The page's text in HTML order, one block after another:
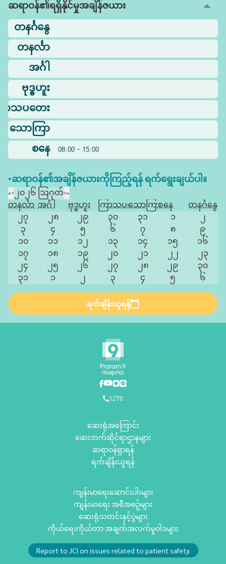
ဆရာဝန်၏ရရှိနိုင်မှုအချိန်ဇယား
တနင်္ဂနွေ
တနင်္လာ
အင်္ဂါ
ဗုဒ္ဓဟူး
ာသပတေး
သောကြာ
စနေ
08:00 - 15:00
*ဆရာဝန်၏အချိန်ဇယားကိုကြည့်ရန် ရက်ရွေးချယ်ပါ။
«‹ ၂၀၂၆ ဩဂုတ်›»
တနင်္လာ အင်္ဂါ ဗုဒ္ဓဟူး ကြာသပတေးသောကြာစနေ
တနင်္ဂနွေ
၂၇
၂၈ ၂၉ ၃၀ ၃၁ ၁
၂
၃
၄ ၅ ၆ ၇ ၈
၉
၁၀
၁၁ ၁၂ ၁၃ ၁၄ ၁၅
၁၆
၁၇
၁၈ ၁၉ ၂၀ ၂၁ ၂၂
၂၃
၂၄
၂၅ ၂၆ ၂၇ ၂၈ ၂၉
၃၀
၃၁
၁ ၂ ၃ ၄ ၅ ၆
ရက်ချိန်းယူရန်
1270
ဆေးရုံအကြောင်း
ဆေးဘက်ဆိုင်ရာဌာနများ
ဆရာဝန်ရှာရန်
ရက်ချိန်းယူရန်
ကျန်းမာရေးဆောင်းပါးများ
ကျန်းမာရေး အစီအစဥ်များ
ဆေးရုံသတင်းနှင့်ပွဲများ
ကိုယ်ရေးကိုယ်တာ အချက်အလက်မူဝါဒများ
Report to JCI on issues related to patient safety.